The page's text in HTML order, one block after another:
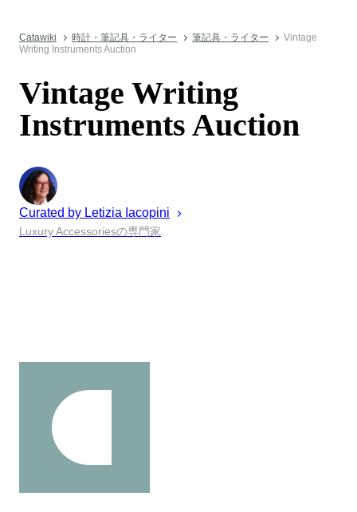
Catawiki 時計・筆記具・ライター 筆記具・ライター
Vintage
Writing Instruments Auction
Vintage Writing
Instruments Auction
Curated by Letizia Iacopini
Luxury Accessoriesの専門家